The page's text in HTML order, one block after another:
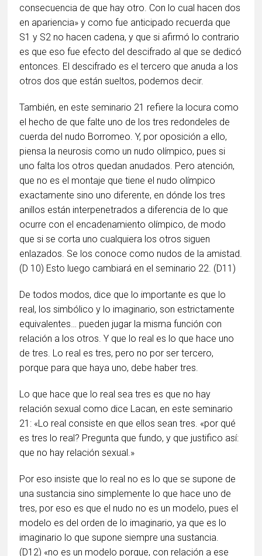
consecuencia de que hay otro. Con lo cual hacen dos
en apariencia» y como fue anticipado recuerda que
S1 y S2 no hacen cadena, y que si afirmó lo contrario
es que eso fue efecto del descifrado al que se dedicó
entonces. El descifrado es el tercero que anuda a los
otros dos que están sueltos, podemos decir.
También, en este seminario 21 refiere la locura como
el hecho de que falte uno de los tres redondeles de
cuerda del nudo Borromeo. Y, por oposición a ello,
piensa la neurosis como un nudo olímpico, pues si
uno falta los otros quedan anudados. Pero atención,
que no es el montaje que tiene el nudo olímpico
exactamente sino uno diferente, en dónde los tres
anillos están interpenetrados a diferencia de lo que
ocurre con el encadenamiento olímpico, de modo
que si se corta uno cualquiera los otros siguen
enlazados. Se los conoce como nudos de la amistad.
(D 10) Esto luego cambiará en el seminario 22. (D11)
De todos modos, dice que lo importante es que lo
real, los simbólico y lo imaginario, son estrictamente
equivalentes… pueden jugar la misma función con
relación a los otros. Y que lo real es lo que hace uno
de tres. Lo real es tres, pero no por ser tercero,
porque para que haya uno, debe haber tres.
Lo que hace que lo real sea tres es que no hay
relación sexual como dice Lacan, en este seminario
21: «Lo real consiste en que ellos sean tres. «por qué
es tres lo real? Pregunta que fundo, y que justifico así:
que no hay relación sexual.»
Por eso insiste que lo real no es lo que se supone de
una sustancia sino simplemente lo que hace uno de
tres, por eso es que el nudo no es un modelo, pues el
modelo es del orden de lo imaginario, ya que es lo
imaginario lo que supone siempre una sustancia.
(D12) «no es un modelo porque, con relación a ese